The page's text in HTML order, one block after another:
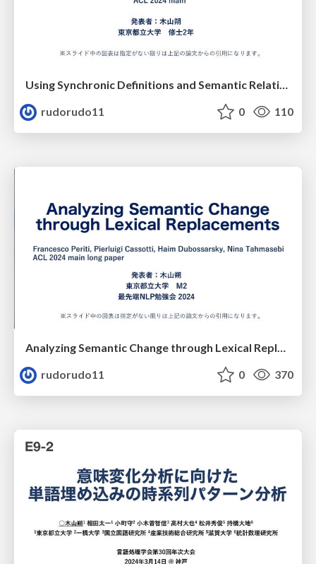
Using Synchronic Definitions and Semantic Relations to Classify Semantic Change Types
rudorudo11
0 110
Analyzing Semantic Change through Lexical Replacements
rudorudo11
0 370